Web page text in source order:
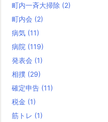
町内一斉大掃除 (2)
町内会 (2)
病気 (11)
病院 (119)
発表会 (1)
相撲 (29)
確定申告 (11)
税金 (1)
筋トレ (1)